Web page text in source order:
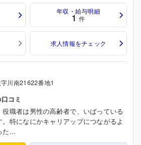
年収・給与明細
1 件
求人情報をチェック
川南21622番地1
コミ
職者は男性の高齢者で、いばっている
特になにかキャリアップにつながるよ
た...